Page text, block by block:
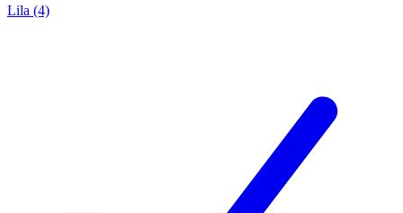
Lila (4)